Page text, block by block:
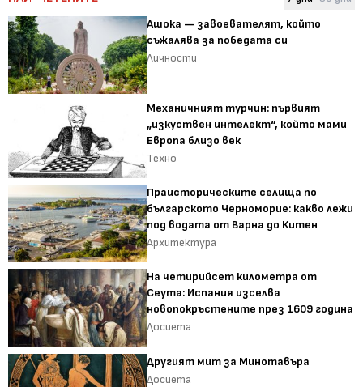
Ашока — завоевателят, който
съжалява за победата си
Личности
Механичният турчин: първият
„изкуствен интелект“, който мами
Европа близо век
Техно
Праисторическите селища по
българското Черноморие: какво лежи
под водата от Варна до Китен
Архитектура
На четирийсет километра от
Сеута: Испания изселва
новопокръстените през 1609 година
Досиета
Другият мит за Минотавъра
Досиета